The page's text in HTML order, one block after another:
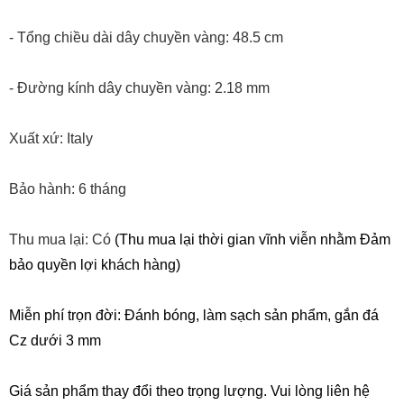
- Tổng chiều dài dây chuyền vàng: 48.5 cm
- Đường kính dây chuyền vàng: 2.18 mm
Xuất xứ: Italy
Bảo hành: 6 tháng
Thu mua lại: Có (Thu mua lại thời gian vĩnh viễn nhằm Đảm
bảo quyền lợi khách hàng)
Miễn phí trọn đời: Đánh bóng, làm sạch sản phẩm, gắn đá
Cz dưới 3 mm
Giá sản phẩm thay đổi theo trọng lượng. Vui lòng liên hệ